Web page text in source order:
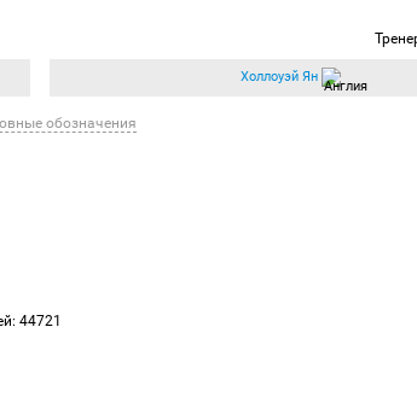
Холлоуэй Ян
обозначения
44721